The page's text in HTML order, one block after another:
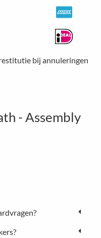
bij annuleringen
- Assembly